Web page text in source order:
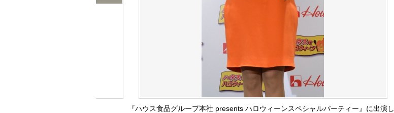
『ハウス食品グループ本社 presents ハロウィーンスペシャルパーティー』に出演し